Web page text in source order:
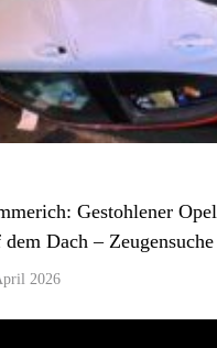
Gestohlener Opel
Dach – Zeugensuche
2026